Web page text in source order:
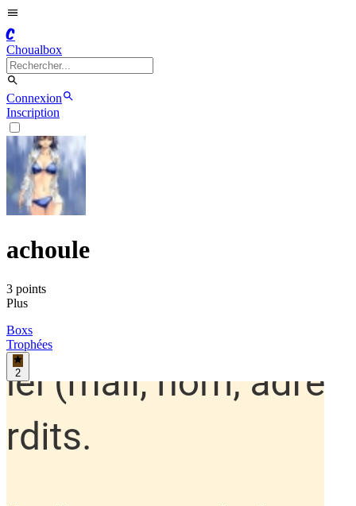
C
Choualbox
Connexion
Inscription
achoule
3 points
Plus
Boxs
Trophées
2